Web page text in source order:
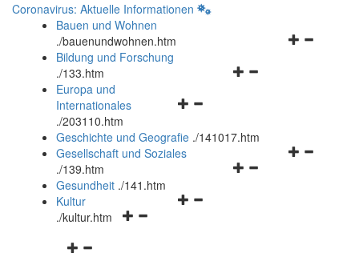
Coronavirus: Aktuelle Informationen
Bauen und Wohnen
./bauenundwohnen.htm
Navigationsmenü
Bildung und Forschung
./133.htm
Navigationsmenü
und
schließen
Europa und
Internationales
./203110.htm
Geschichte und Geografie ./141017.htm
Navigationsmenü
Gesellschaft und Soziales
./139.htm
Navigationsmenü
Gesundheit ./141.htm
Navigationsmenü
Kultur
./kultur.htm
Navigationsmenü